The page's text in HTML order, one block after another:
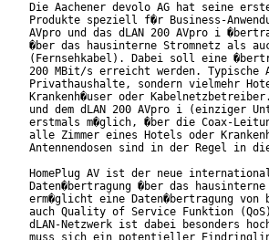
Die Aachener devolo AG hat seine
Produkte speziell f�r Business-
AVpro und das dLAN 200 AVpro i
�ber das hausinterne Stromnetz als
(Fernsehkabel). Dabei soll eine
200 MBit/s erreicht werden. Typische
Privathaushalte, sondern vielmehr
Krankenh�user oder
und dem dLAN 200 AVpro i (einziger
erstmals m�glich, �ber die Coax-
alle Zimmer eines Hotels oder
Antennendosen sind in der Regel in
HomePlug AV ist der neue
Daten�bertragung �ber das
erm�glicht eine Daten�bertragung
auch Quality of Service Funktion
dLAN-Netzwerk ist dabei besonders
muss sich ein potentieller